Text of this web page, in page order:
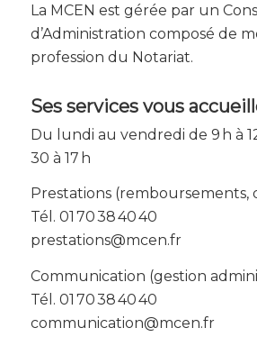
La MCEN est gérée par un
d’Administration composé de
profession du Notariat.
Ses services vous
Du lundi au vendredi de 9 h à
30 à 17 h
Prestations (remboursements,
Tél. 01 70 38 40 40
prestations@mcen.fr
Communication (gestion
Tél. 01 70 38 40 40
communication@mcen.fr